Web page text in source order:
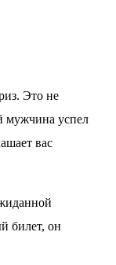
Это не
мужчина успел
вас
билет, он